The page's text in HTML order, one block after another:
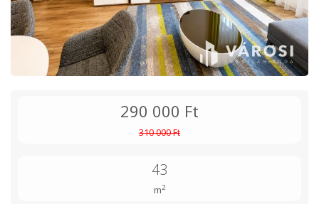
290 000 Ft
310 000 Ft
43
m2